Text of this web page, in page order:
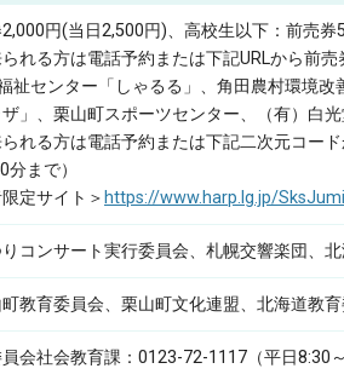
円(当日2,500円)、高校生以下：前売
れる方は電話予約または下記URLから前売
祉センター「しゃるる」、角田農村環境
」、栗山町スポーツセンター、（有）白
れる方は電話予約または下記二次元コー
まで）
定サイト＞ https://www.harp.lg.jp/
コンサート実行委員会、札幌交響楽団、
教育委員会、栗山町文化連盟、北海道教
会社会教育課：0123-72-1117（平日8:30～